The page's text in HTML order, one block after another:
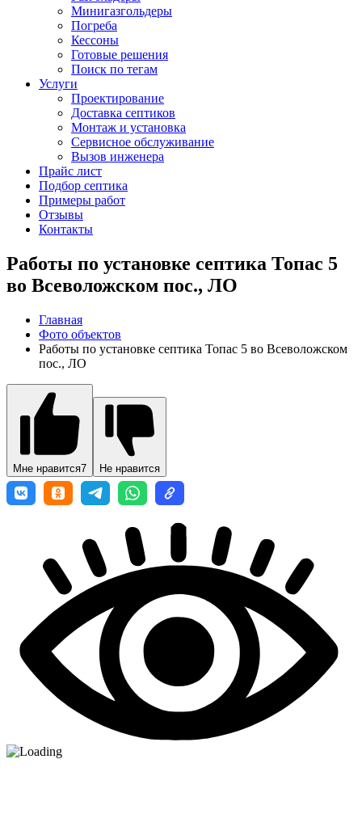
Минигазгольдеры
Погреба
Кессоны
Готовые решения
Поиск по тегам
Услуги
Проектирование
Доставка септиков
Монтаж и установка
Сервисное обслуживание
Вызов инженера
Прайс лист
Подбор септика
Примеры работ
Отзывы
Контакты
Работы по установке септика Топас 5
во Всеволожском пос., ЛО
Главная
Фото объектов
Работы по установке септика Топас 5 во Всеволожском
пос., ЛО
Мне нравится7 Не нравится